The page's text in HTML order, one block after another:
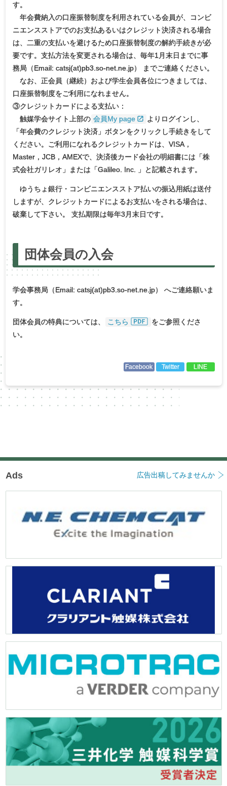
す。
年会費納入の口座振替制度を利用されている会員が、コンビ
ニエンスストアでのお支払あるいはクレジット決済される場合
は、二重の支払いを避けるため口座振替制度の解約手続きが必
要です。支払方法を変更される場合は、毎年1月末日までに事
務局（Email: catsj(at)pb3.so-net.ne.jp） までご連絡ください。
なお、正会員（継続）および学生会員各位につきましては、
口座振替制度をご利用になれません。
③クレジットカードによる支払い：
触媒学会サイト上部の 会員My page よりログインし、
「年会費のクレジット決済」ボタンをクリックし手続きをして
ください。ご利用になれるクレジットカードは、VISA，
Master，JCB，AMEXで、決済後カード会社の明細書には「株
式会社ガリレオ」または「Galileo. Inc. 」と記載されます。
ゆうちょ銀行・コンビニエンスストア払いの振込用紙は送付
しますが、クレジットカードによるお支払いをされる場合は、
破棄して下さい。 支払期限は毎年3月末日です。
団体会員の入会
学会事務局（Email: catsj(at)pb3.so-net.ne.jp） へご連絡願いま
す。
団体会員の特典については、 こちら
をご参照くださ
い。
Facebook Twitter LINE
Ads 広告出稿してみませんか